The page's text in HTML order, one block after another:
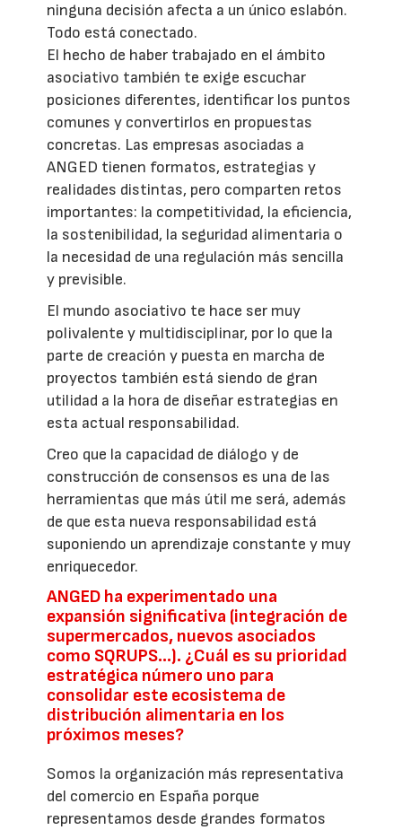
ninguna decisión afecta a un único eslabón.
Todo está conectado.
El hecho de haber trabajado en el ámbito
asociativo también te exige escuchar
posiciones diferentes, identificar los puntos
comunes y convertirlos en propuestas
concretas. Las empresas asociadas a
ANGED tienen formatos, estrategias y
realidades distintas, pero comparten retos
importantes: la competitividad, la eficiencia,
la sostenibilidad, la seguridad alimentaria o
la necesidad de una regulación más sencilla
y previsible.
El mundo asociativo te hace ser muy
polivalente y multidisciplinar, por lo que la
parte de creación y puesta en marcha de
proyectos también está siendo de gran
utilidad a la hora de diseñar estrategias en
esta actual responsabilidad.
Creo que la capacidad de diálogo y de
construcción de consensos es una de las
herramientas que más útil me será, además
de que esta nueva responsabilidad está
suponiendo un aprendizaje constante y muy
enriquecedor.
ANGED ha experimentado una
expansión significativa (integración de
supermercados, nuevos asociados
como SQRUPS...). ¿Cuál es su prioridad
estratégica número uno para
consolidar este ecosistema de
distribución alimentaria en los
próximos meses?
Somos la organización más representativa
del comercio en España porque
representamos desde grandes formatos